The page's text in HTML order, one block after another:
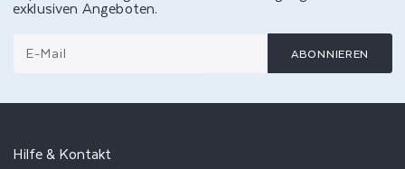
exklusiven Angeboten.
E-Mail ABONNIEREN
Hilfe & Kontakt